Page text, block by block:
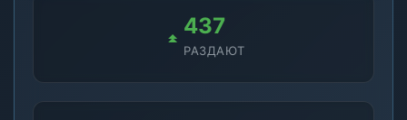
437
РАЗДАЮТ